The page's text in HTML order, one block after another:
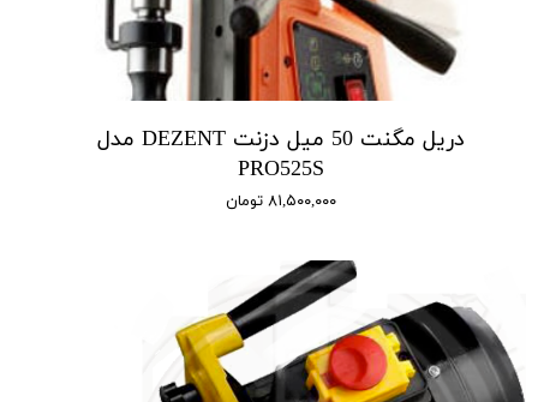
دریل مگنت 50 میل دزنت DEZENT مدل
PRO525S
۸۱,۵۰۰,۰۰۰ تومان